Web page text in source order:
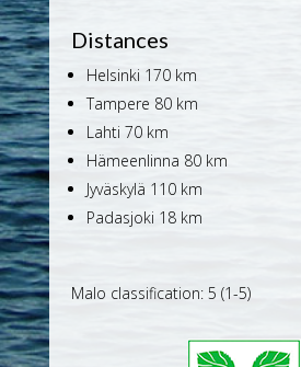
Distances
Helsinki 170 km
Tampere 80 km
Lahti 70 km
Hämeenlinna 80 km
Jyväskylä 110 km
Padasjoki 18 km
Malo classification: 5 (1-5)